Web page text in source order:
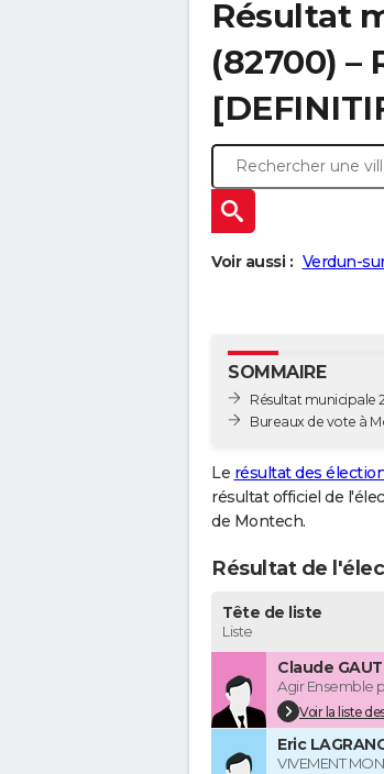
Résultat
(82700) –
Voir aussi : Verdun-
SOMMAIRE
Résultat municipale
Bureaux de vote à
Le résultat des
résultat officiel de
de Montech.
Résultat de
Tête de liste
Liste
Claude
Agir Ensemble
Voir la liste
Eric
VIVEMENT